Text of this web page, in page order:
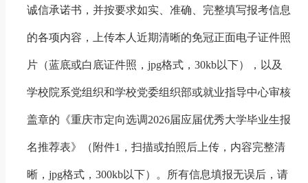
诚信承诺书，并按要求如实、准确、完整填写报考信息
的各项内容，上传本人近期清晰的免冠正面电子证件照
片（蓝底或白底证件照， jpg格式， 30kb以下），以及
学校院系党组织和学校党委组织部或就业指导中心审核
盖章的《重庆市定向选调2026届应届优秀大学毕业生报
名推荐表》（附件1 ，扫描或拍照后上传，内容完整清
晰， jpg格式， 300kb以下）。所有信息填报无误后，请